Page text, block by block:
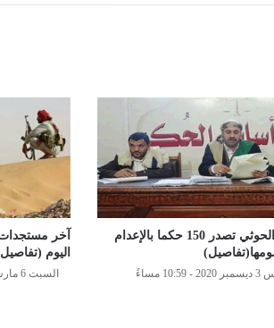
مليشيا الحوثي تصدر 150 حكما بالإعدام
مساءً
آخر
اليوم
السبت 6 مارس 2021 - 8:10 مساءً